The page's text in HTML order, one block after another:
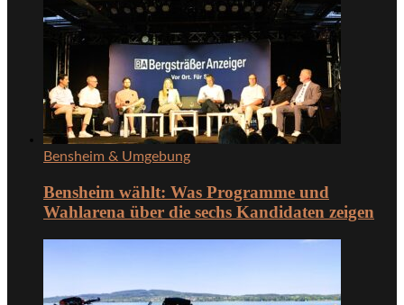
Bensheim & Umgebung
Bensheim wählt: Was Programme und
Wahlarena über die sechs Kandidaten zeigen